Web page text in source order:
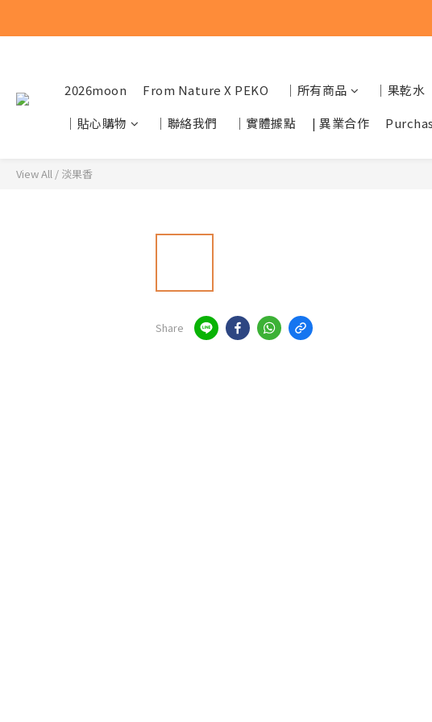
2026moon From Nature X PEKO ｜所有商品 ｜果乾水
｜貼心購物
｜聯絡我們 ｜實體據點 | 異業合作
View All / 淡果香
Share